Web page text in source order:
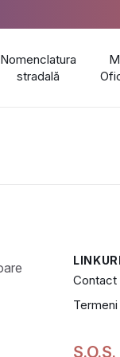
Nomenclatura
stradală
Contact
S.O.S.